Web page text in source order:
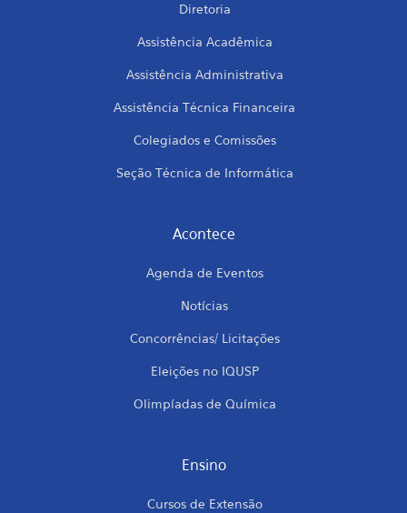
Diretoria
Assistência Acadêmica
Assistência Administrativa
Assistência Técnica Financeira
Colegiados e Comissões
Seção Técnica de Informática
Acontece
Agenda de Eventos
Notícias
Concorrências/ Licitações
Eleições no IQUSP
Olimpíadas de Química
Ensino
Cursos de Extensão